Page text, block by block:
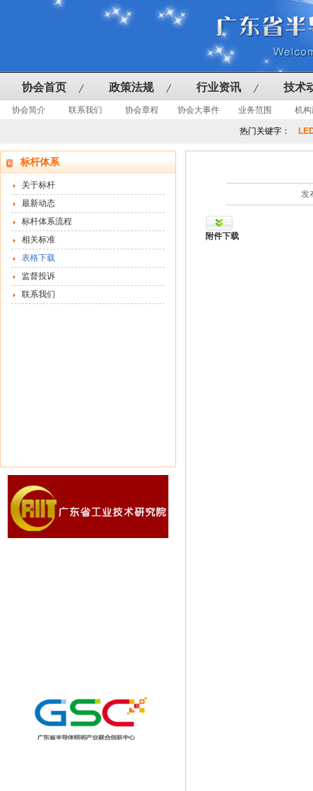
协会首页 政策法规 行业资讯 技术
协会简介 联系我们 协会章程 协会大事件 业务范围 机
热门关键字：
标杆体系
关于标杆
最新动态
标杆体系流程
相关标准
表格下载
监督投诉
联系我们
发
附件下载